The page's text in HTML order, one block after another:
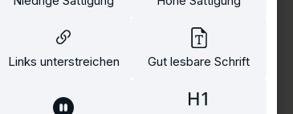
Links unterstreichen Gut lesbare Schrift